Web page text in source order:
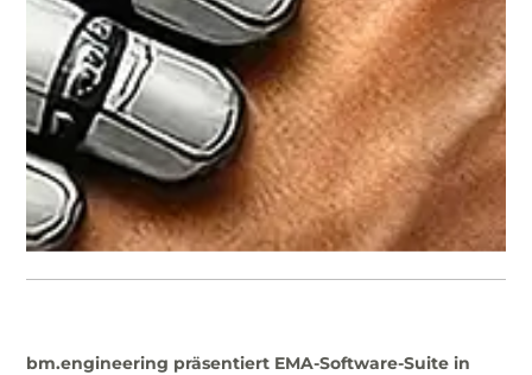
bm.engineering präsentiert EMA-Software-Suite in